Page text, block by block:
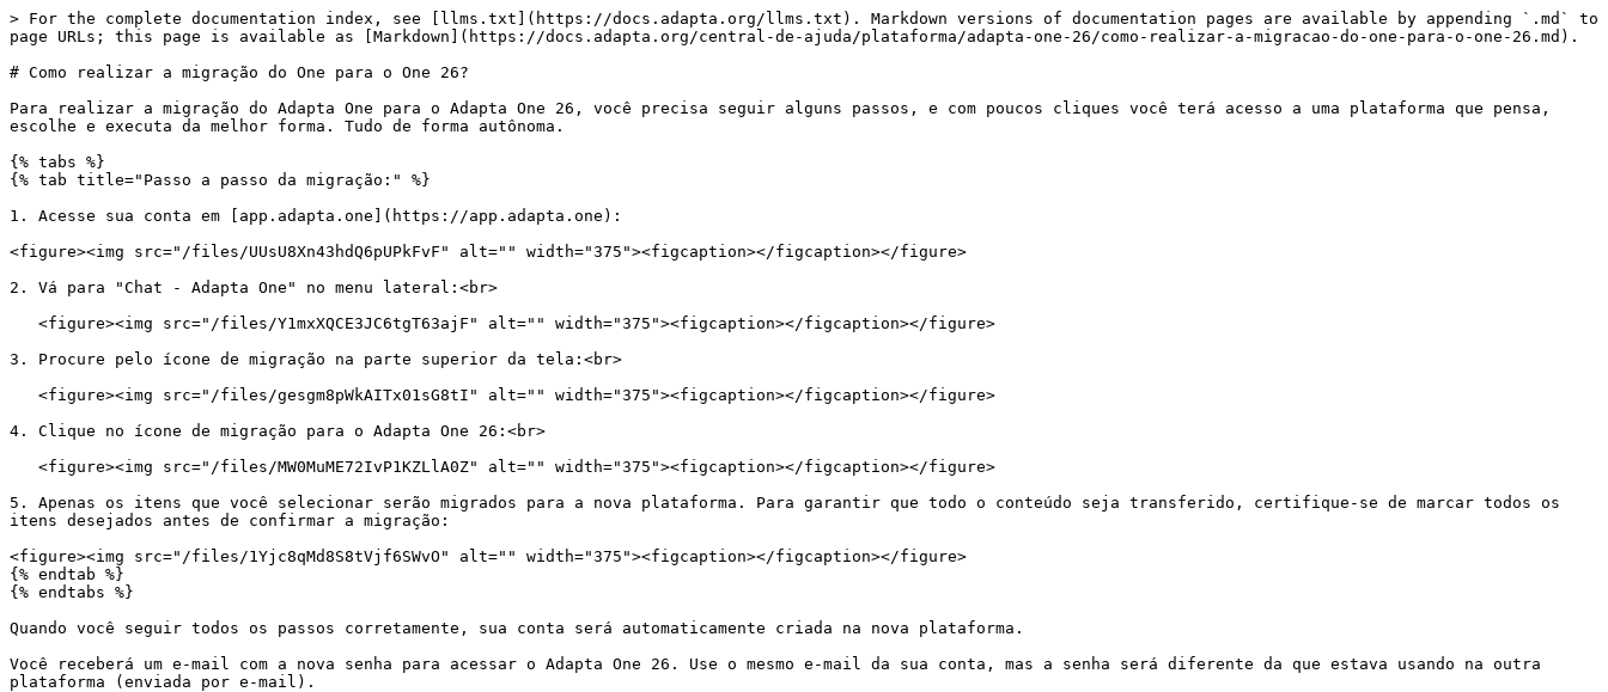
> For the complete documentation index, see [llms.txt](https://docs.adapta.org/llms.txt). Markdown versions of documentation pages are available by appending `.md` to
page URLs; this page is available as [Markdown](https://docs.adapta.org/central-de-ajuda/plataforma/adapta-one-26/como-realizar-a-migracao-do-one-para-o-one-26.md).
# Como realizar a migração do One para o One 26?
Para realizar a migração do Adapta One para o Adapta One 26, você precisa seguir alguns passos, e com poucos cliques você terá acesso a uma plataforma que pensa,
escolhe e executa da melhor forma. Tudo de forma autônoma.
{% tabs %}
{% tab title="Passo a passo da migração:" %}
1. Acesse sua conta em [app.adapta.one](https://app.adapta.one):
<figure><img src="/files/UUsU8Xn43hdQ6pUPkFvF" alt="" width="375"><figcaption></figcaption></figure>
2. Vá para "Chat - Adapta One" no menu lateral:<br>
3. Procure pelo ícone de migração na parte superior da tela:<br>
4. Clique no ícone de migração para o Adapta One 26:<br>
5. Apenas os itens que você selecionar serão migrados para a nova plataforma. Para garantir que todo o conteúdo seja transferido, certifique-se de marcar todos os
itens desejados antes de confirmar a migração:
<figure><img src="/files/1Yjc8qMd8S8tVjf6SWvO" alt="" width="375"><figcaption></figcaption></figure>
{% endtab %}
{% endtabs %}
Quando você seguir todos os passos corretamente, sua conta será automaticamente criada na nova plataforma.
Você receberá um e-mail com a nova senha para acessar o Adapta One 26. Use o mesmo e-mail da sua conta, mas a senha será diferente da que estava usando na outra
plataforma (enviada por e-mail).